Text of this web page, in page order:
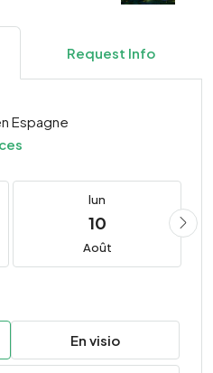
Request Info
Espagne
lun
10
Août
En visio